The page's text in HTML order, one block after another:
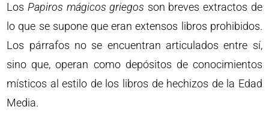
Los Papiros mágicos griegos son breves extractos de
lo que se supone que eran extensos libros prohibidos.
Los párrafos no se encuentran articulados entre sí,
sino que, operan como depósitos de conocimientos
místicos al estilo de los libros de hechizos de la Edad
Media.